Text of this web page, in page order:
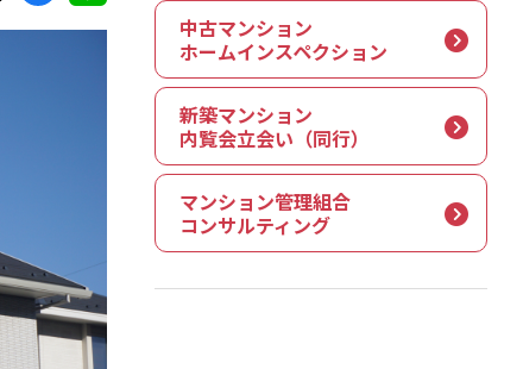
中古マンション
ホームインスペクション
新築マンション
内覧会立会い（同行）
マンション管理組合
コンサルティング